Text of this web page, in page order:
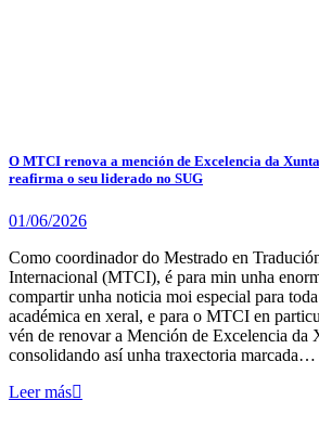
O MTCI renova a mención de Excelencia da
reafirma o seu liderado no SUG
01/06/2026
Como coordinador do Mestrado en
Internacional (MTCI), é para min unha
compartir unha noticia moi especial para
académica en xeral, e para o MTCI en
vén de renovar a Mención de Excelencia da
consolidando así unha traxectoria marcada…
Leer más